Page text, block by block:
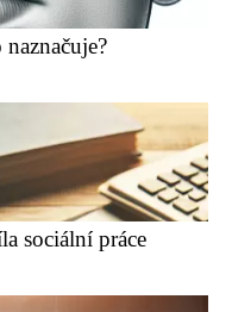
sociální práce